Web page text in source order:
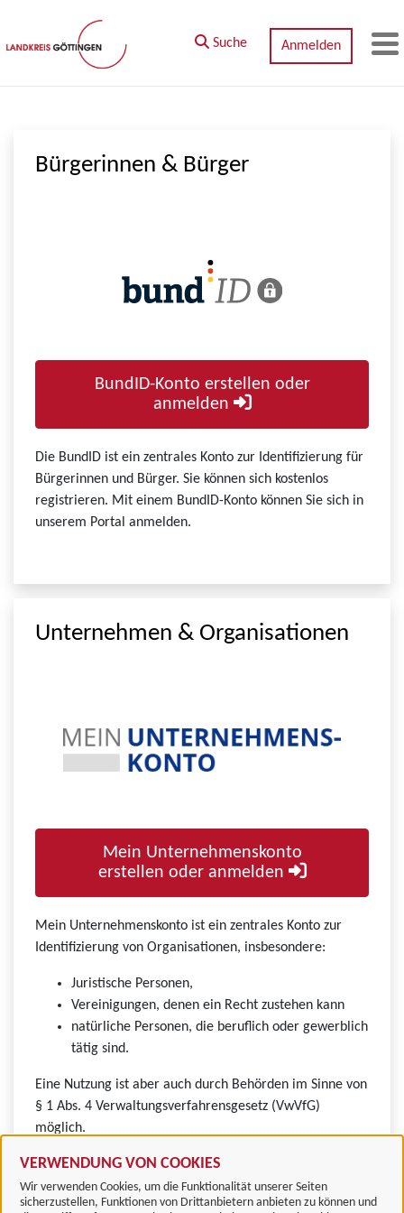
Zum Hauptinhalt springen
VERWENDUNG VON COOKIES
Wir verwenden Cookies, um die Funktionalität unserer Seiten
sicherzustellen, Funktionen von Drittanbietern anbieten zu können und
Suche Anmelden
Bürgerinnen & Bürger
BundID-Konto erstellen oder
anmelden
Die BundID ist ein zentrales Konto zur Identifizierung für
Bürgerinnen und Bürger. Sie können sich kostenlos
registrieren. Mit einem BundID-Konto können Sie sich in
unserem Portal anmelden.
Unternehmen & Organisationen
Mein Unternehmenskonto
erstellen oder anmelden
Mein Unternehmenskonto ist ein zentrales Konto zur
Identifizierung von Organisationen, insbesondere:
Juristische Personen,
Vereinigungen, denen ein Recht zustehen kann
natürliche Personen, die beruflich oder gewerblich
tätig sind.
Eine Nutzung ist aber auch durch Behörden im Sinne von
§ 1 Abs. 4 Verwaltungsverfahrensgesetz (VwVfG)
möglich.